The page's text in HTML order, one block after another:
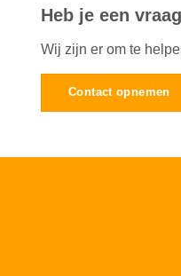
Heb je een
Wij zijn er om te
Contact opnemen